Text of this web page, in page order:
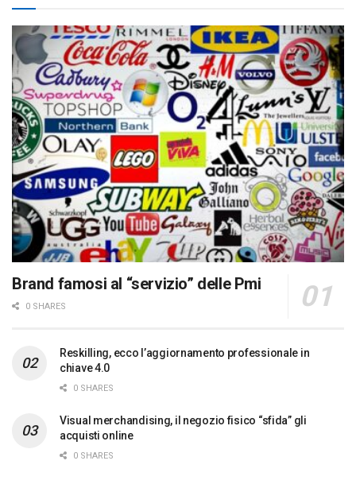
Brand famosi al “servizio” delle Pmi
0 SHARES
Reskilling, ecco l’aggiornamento professionale in
chiave 4.0
0 SHARES
Visual merchandising, il negozio fisico “sfida” gli
acquisti online
0 SHARES